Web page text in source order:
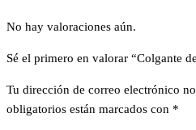
No hay valoraciones aún.
Sé el primero en valorar “Colgante
Tu dirección de correo electrónico
obligatorios están marcados con *